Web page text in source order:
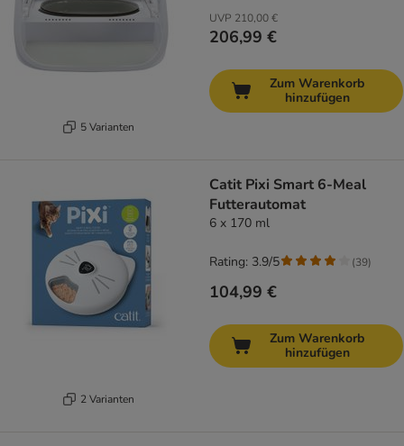
5 Varianten
UVP 210,00 €
206,99 €
Zum Warenkorb
hinzufügen
2 Varianten
Catit Pixi Smart 6-Meal
Futterautomat
6 x 170 ml
104,99 €
Rating: 3.9/5 (39)
Zum Warenkorb
hinzufügen